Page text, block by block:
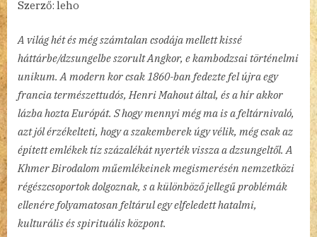
Szerző: leho
A világ hét és még számtalan csodája mellett kissé
háttárbe/dzsungelbe szorult Angkor, e kambodzsai történelmi
unikum. A modern kor csak 1860-ban fedezte fel újra egy
francia természettudós, Henri Mahout által, és a hír akkor
lázba hozta Európát. S hogy mennyi még ma is a feltárnivaló,
azt jól érzékelteti, hogy a szakemberek úgy vélik, még csak az
épített emlékek tíz százalékát nyerték vissza a dzsungeltől. A
Khmer Birodalom műemlékeinek megismerésén nemzetközi
régészcsoportok dolgoznak, s a különböző jellegű problémák
ellenére folyamatosan feltárul egy elfeledett hatalmi,
kulturális és spirituális központ.